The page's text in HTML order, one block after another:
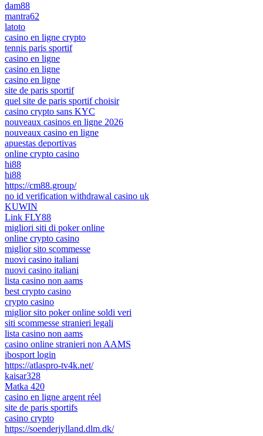
dam88
mantra62
latoto
casino en ligne crypto
tennis paris sportif
casino en ligne
casino en ligne
casino en ligne
site de paris sportif
quel site de paris sportif choisir
casino crypto sans KYC
nouveaux casinos en ligne 2026
nouveaux casino en ligne
apuestas deportivas
online crypto casino
hi88
hi88
https://cm88.group/
no id verification withdrawal casino uk
KUWIN
Link FLY88
migliori siti di poker online
online crypto casino
miglior sito scommesse
nuovi casino italiani
nuovi casino italiani
lista casino non aams
best crypto casino
crypto casino
miglior sito poker online soldi veri
siti scommesse stranieri legali
lista casino non aams
casino online stranieri non AAMS
ibosport login
https://atlaspro-tv4k.net/
kaisar328
Matka 420
casino en ligne argent réel
site de paris sportifs
casino crypto
https://soenderjylland.dlm.dk/